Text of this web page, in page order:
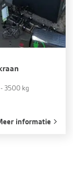
3500 kg
informatie